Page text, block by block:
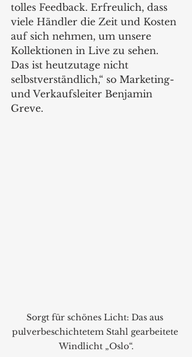
tolles Feedback. Erfreulich, dass
viele Händler die Zeit und Kosten
auf sich nehmen, um unsere
Kollektionen in Live zu sehen.
Das ist heutzutage nicht
selbstverständlich,“ so Marketing-
und Verkaufsleiter Benjamin
Greve.
Sorgt für schönes Licht: Das aus
pulverbeschichtetem Stahl gearbeitete
Windlicht „Oslo“.